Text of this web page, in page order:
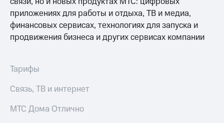
Документы
ПАО
"МТС"
Собрания
акционеров
капитал
и
приложениях для работы и отдыха, ТВ и медиа,
финансовых сервисах, технологиях для запуска и
продвижения бизнеса и других сервисах компании
Тарифы
Связь, ТВ и интернет
МТС Дома Отлично